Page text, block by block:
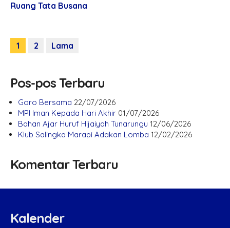
Ruang Tata Busana
1 2 Lama
Pos-pos Terbaru
Goro Bersama 22/07/2026
MPI Iman Kepada Hari Akhir 01/07/2026
Bahan Ajar Huruf Hijaiyah Tunarungu 12/06/2026
Klub Salingka Marapi Adakan Lomba 12/02/2026
Komentar Terbaru
Kalender